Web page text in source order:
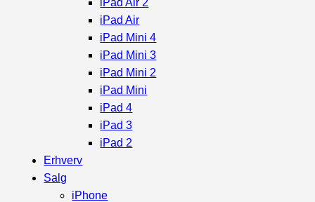
iPad Air 2
iPad Air
iPad Mini 4
iPad Mini 3
iPad Mini 2
iPad Mini
iPad 4
iPad 3
iPad 2
Erhverv
Salg
iPhone